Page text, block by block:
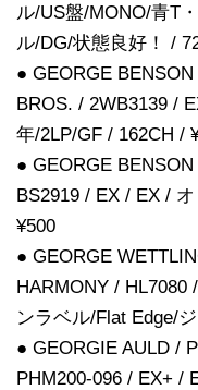
ル/US盤/MONO/青T
ル/DG/状態良好！ /
● GEORGE
BROS. / 2WB3139 /
年/2LP/GF / 162CH /
● GEORGE
BS2919 / EX / EX /
¥500
● GEORGE
HARMONY / HL7080
ンラベル/Flat Edge/
● GEORGIE AULD /
PHM200-096 / EX+ /